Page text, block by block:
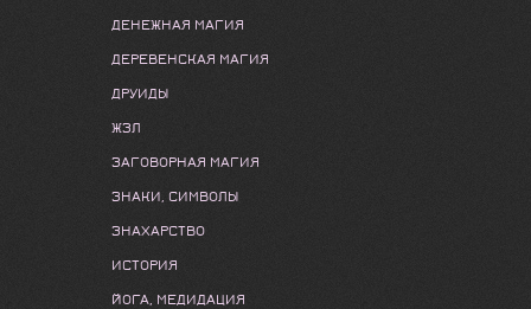
ДЕНЕЖНАЯ МАГИЯ
ДЕРЕВЕНСКАЯ МАГИЯ
ДРУИДЫ
ЖЗЛ
ЗАГОВОРНАЯ МАГИЯ
ЗНАКИ, СИМВОЛЫ
ЗНАХАРСТВО
ИСТОРИЯ
ЙОГА, МЕДИДАЦИЯ